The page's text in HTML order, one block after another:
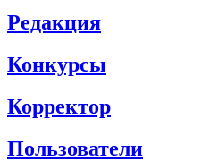
Редакция
Конкурсы
Корректор
Пользователи